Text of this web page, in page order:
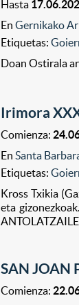
Hasta
EnGernikako
Etiquetas:
Doan Ostirala
Irimora
Comienza:
EnSanta
Etiquetas:
Kross Txikia
eta
SAN JOAN
Comienza: